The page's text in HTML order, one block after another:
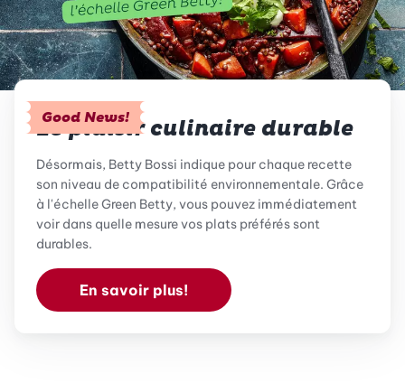
Good News!
Le plaisir culinaire durable
Désormais, Betty Bossi indique pour chaque recette
son niveau de compatibilité environnementale. Grâce
à l'échelle Green Betty, vous pouvez immédiatement
voir dans quelle mesure vos plats préférés sont
durables.
En savoir plus!